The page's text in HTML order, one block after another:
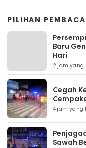
PILIHAN PEMBACA
Baru
Hari
2 jam yang
Cegah
4 jam yang
Sawah